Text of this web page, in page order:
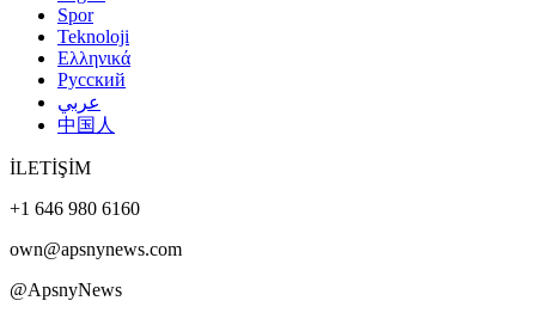
Spor
Teknoloji
Ελληνικά
Русский
عربي
中国人
İLETİŞİM
+1 646 980 6160
own@apsnynews.com
@ApsnyNews